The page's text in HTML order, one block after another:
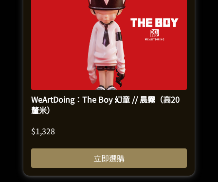
WeArtDoing：The Boy 幻童 // 晨霧（高20
釐米）
$1,328
立即選購